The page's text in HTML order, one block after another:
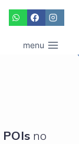
menu
POIs no